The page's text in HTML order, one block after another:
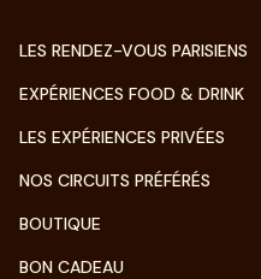
LES RENDEZ-VOUS PARISIENS
EXPÉRIENCES FOOD & DRINK
LES EXPÉRIENCES PRIVÉES
NOS CIRCUITS PRÉFÉRÉS
BOUTIQUE
BON CADEAU